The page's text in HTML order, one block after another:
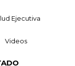
Ejecutiva
Videos